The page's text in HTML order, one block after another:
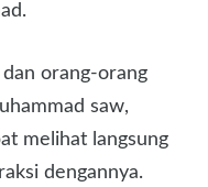
orang-orang
saw,
melihat langsung
dengannya.